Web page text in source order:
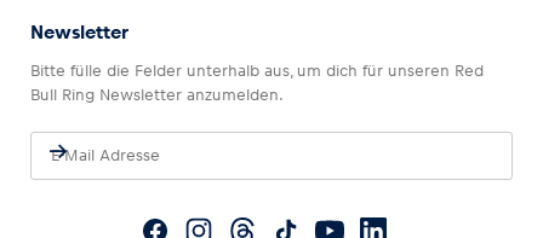
Newsletter
Bitte fülle die Felder unterhalb aus, um dich für unseren Red
Bull Ring Newsletter anzumelden.